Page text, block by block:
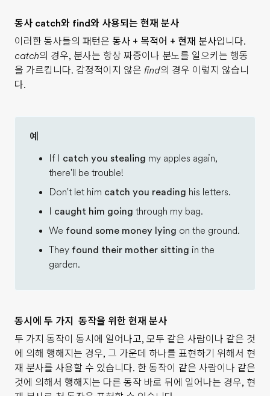
동사 catch와 find와 사용되는 현재 분사
이러한 동사들의 패턴은 동사 + 목적어 + 현재 분사입니다.
catch의 경우, 분사는 항상 짜증이나 분노를 일으키는 행동
을 가르킵니다. 감정적이지 않은 find의 경우 이렇지 않습니
다.
예
If I catch you stealing my apples again,
there'll be trouble!
Don't let him catch you reading his letters.
caught him going through my bag.
We found some money lying on the ground.
They found their mother sitting in the
garden.
동시에 두 가지 동작을 위한 현재 분사
두 가지 동작이 동시에 일어나고, 모두 같은 사람이나 같은 것
에 의해 행해지는 경우, 그 가운데 하나를 표현하기 위해서 현
재 분사를 사용할 수 있습니다. 한 동작이 같은 사람이나 같은
것에 의해서 행해지는 다른 동작 바로 뒤에 일어나는 경우, 현